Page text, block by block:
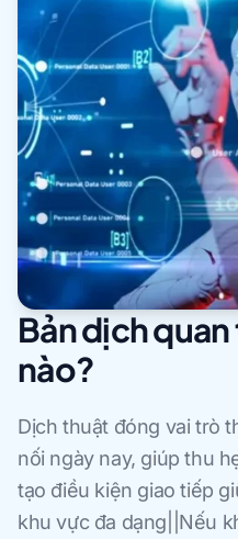
Bản dịch
nào?
Dịch thuật đóng vai trò
nối ngày nay, giúp thu
tạo điều kiện giao tiếp
khu vực đa dạng||Nếu